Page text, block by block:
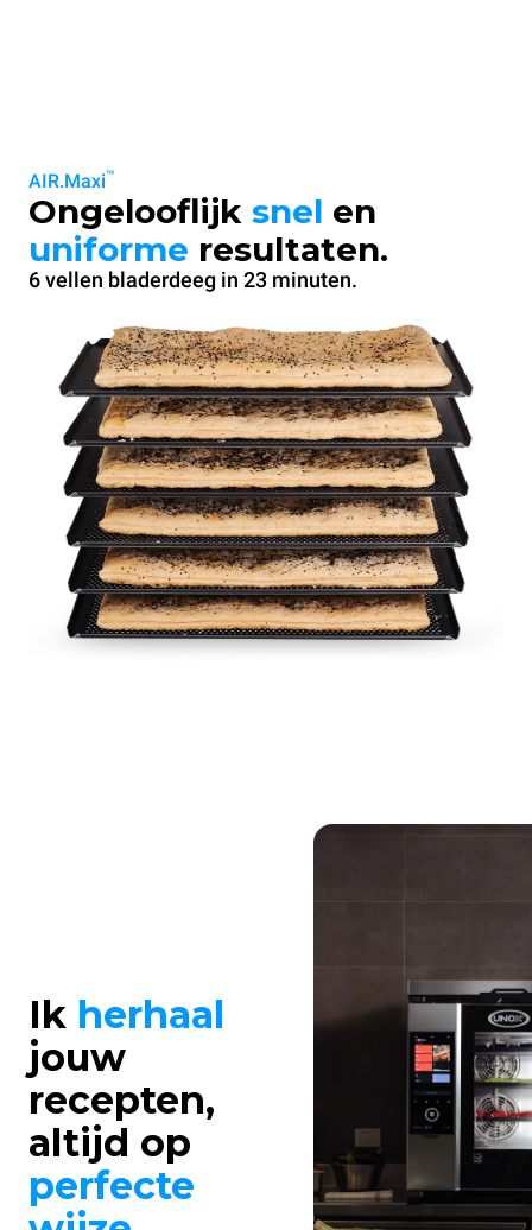
AIR.Maxi™
Ongelooflijk snel en
uniforme resultaten.
6 vellen bladerdeeg in 23 minuten.
Ik herhaal
jouw
recepten,
altijd op
perfecte